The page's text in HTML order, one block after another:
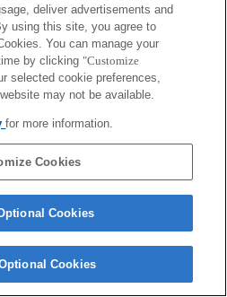
Copyright 2026 Sony Corporation
deliver advertisements and
using this site, you agree to
You can manage your
by clicking "Customize
selected cookie preferences,
may not be available.
for more information.
Cookies
Cookies
Cookies